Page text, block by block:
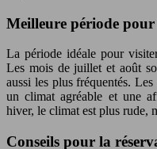
Meilleure période
La période idéale pour
Les mois de juillet et août
aussi les plus fréquentés.
un climat agréable et une
hiver, le climat est plus rude,
Conseils pour la